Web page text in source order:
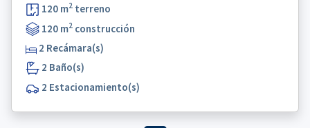
120 m2 terreno
120 m2 construcción
2 Recámara(s)
2 Baño(s)
2 Estacionamiento(s)